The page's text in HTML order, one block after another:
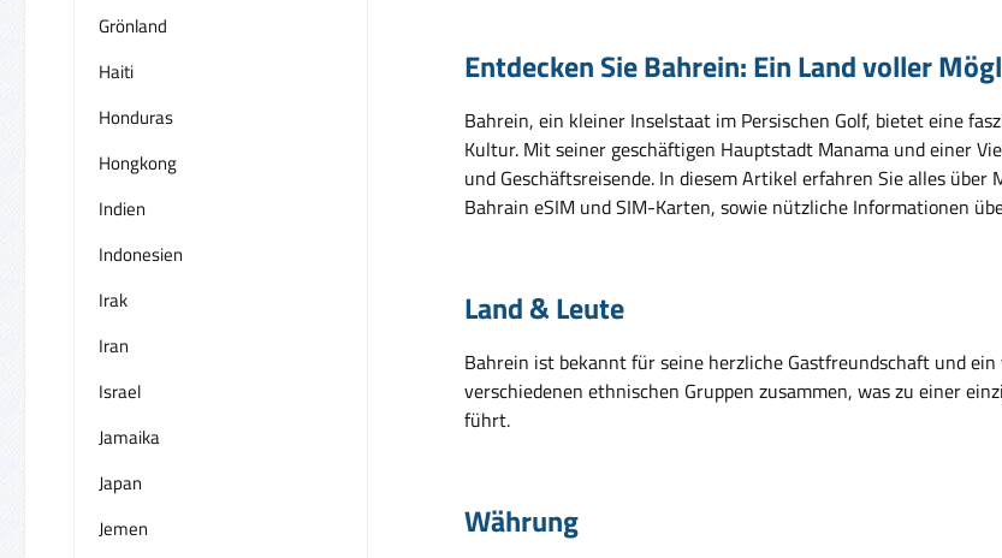
Grönland
Haiti
Honduras
Hongkong
Indien
Indonesien
Irak
Iran
Israel
Jamaika
Japan
Jemen
Entdecken Sie Bahrein: Ein Land voller
Bahrein, ein kleiner Inselstaat im Persischen Golf, bietet eine
Kultur. Mit seiner geschäftigen Hauptstadt Manama und einer
und Geschäftsreisende. In diesem Artikel erfahren Sie alles
Bahrain eSIM und SIM-Karten, sowie nützliche Informationen
Land & Leute
Bahrein ist bekannt für seine herzliche Gastfreundschaft und
verschiedenen ethnischen Gruppen zusammen, was zu einer
führt.
Währung